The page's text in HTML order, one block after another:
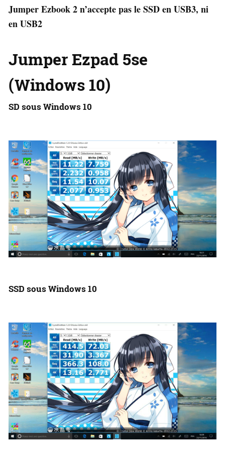
Jumper Ezbook 2 n’accepte pas le SSD en USB3, ni
en USB2
Jumper Ezpad 5se
(Windows 10)
SD sous Windows 10
SSD sous Windows 10